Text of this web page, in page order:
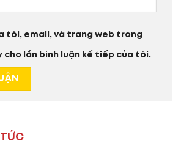
tôi, email, và trang web trong
cho lần bình luận kế tiếp của tôi.